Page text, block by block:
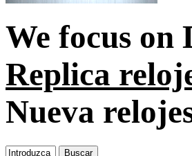
We focus on
Replica
Nueva